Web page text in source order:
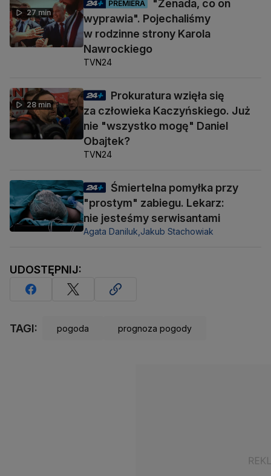
27 min
PREMIERA
"Żenada, co on
wyprawia". Pojechaliśmy
w rodzinne strony Karola
Nawrockiego
TVN24
28 min
Prokuratura wzięła się
za człowieka Kaczyńskiego. Już
nie "wszystko mogę" Daniel
Obajtek?
TVN24
Śmiertelna pomyłka przy
"prostym" zabiegu. Lekarz:
nie jesteśmy serwisantami
Agata Daniluk, Jakub Stachowiak
UDOSTĘPNIJ:
TAGI: pogoda prognoza pogody